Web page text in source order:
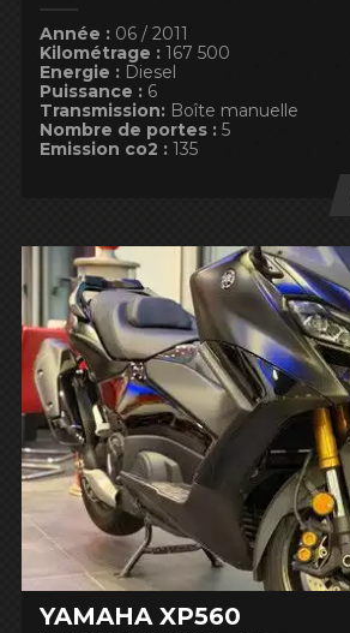
6 000
Année :06 / 2011
Kilométrage :167 500
Energie :Diesel
Puissance :6
Transmission:Boîte manuelle
Nombre de portes :5
Emission co2 :135
YAMAHA XP560